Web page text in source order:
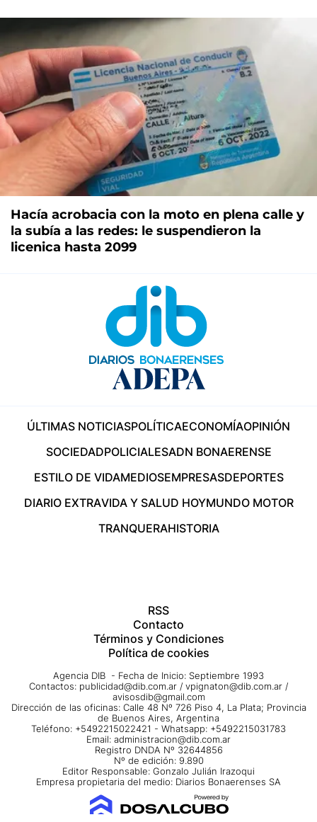
Hacía acrobacia con la moto en plena calle y
la subía a las redes: le suspendieron la
licenica hasta 2099
ÚLTIMAS NOTICIASPOLÍTICAECONOMÍAOPINIÓN
SOCIEDADPOLICIALESADN BONAERENSE
ESTILO DE VIDAMEDIOSEMPRESASDEPORTES
DIARIO EXTRAVIDA Y SALUD HOYMUNDO MOTOR
TRANQUERAHISTORIA
RSS
Contacto
Términos y Condiciones
Política de cookies
Agencia DIB - Fecha de Inicio: Septiembre 1993
Contactos: publicidad@dib.com.ar / vpignaton@dib.com.ar /
avisosdib@gmail.com
Dirección de las oficinas: Calle 48 Nº 726 Piso 4, La Plata; Provincia
de Buenos Aires, Argentina
Teléfono: +5492215022421 - Whatsapp: +5492215031783
Email: administracion@dib.com.ar
Registro DNDA Nº 32644856
Nº de edición: 9.890
Editor Responsable: Gonzalo Julián Irazoqui
Empresa propietaria del medio: Diarios Bonaerenses SA